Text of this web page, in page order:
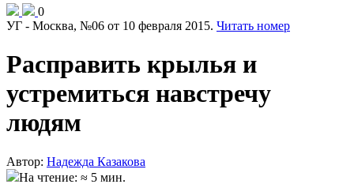
0
УГ - Москва, №06 от 10 февраля 2015. Читать номер
​Расправить крылья и
устремиться навстречу
людям
Автор: Надежда Казакова
На чтение: ≈ 5 мин.